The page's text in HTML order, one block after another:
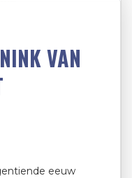
VAN
eeuw